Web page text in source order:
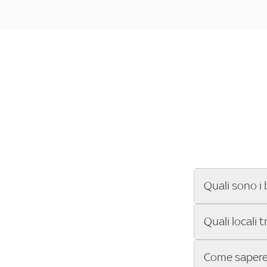
Quali sono i
Se cerchi un
ENILIVE, la
Sky Bar ti
Quali locali
Vuoi sapere
Come